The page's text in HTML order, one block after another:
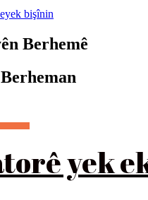
bişînin
Berhemê
yek